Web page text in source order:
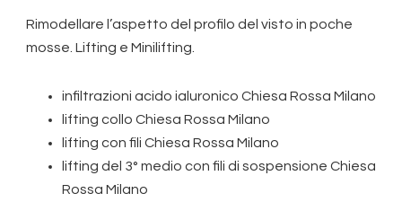
Rimodellare l’aspetto del profilo del visto in poche
mosse. Lifting e Minilifting.
infiltrazioni acido ialuronico Chiesa Rossa Milano
lifting collo Chiesa Rossa Milano
lifting con fili Chiesa Rossa Milano
lifting del 3° medio con fili di sospensione Chiesa
Rossa Milano